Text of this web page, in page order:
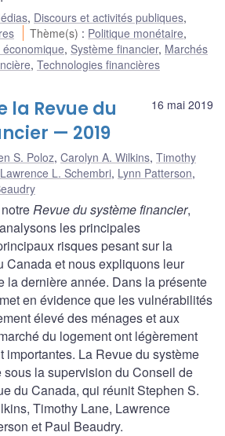
, Discours et activités publiques,
Thème(s) : Politique monétaire,
, Système financier, Marchés
, Technologies financières
16 mai 2019
la Revue du
— 2019
S. Poloz, Carolyn A. Wilkins, Timothy
Lawrence L. Schembri, Lynn Patterson,
Revue du système financier,
les principales
risques pesant sur la
Canada et nous expliquons leur
la dernière année. Dans la présente
en évidence que les vulnérabilités
élevé des ménages et aux
du logement ont légèrement
importantes. La Revue du système
la supervision du Conseil de
du Canada, qui réunit Stephen S.
Timothy Lane, Lawrence
et Paul Beaudry.